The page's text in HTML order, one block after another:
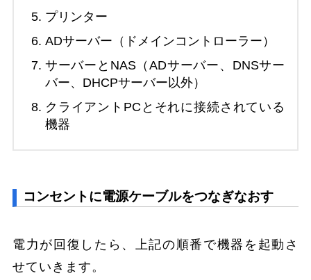
プリンター
ADサーバー（ドメインコントローラー）
サーバーとNAS（ADサーバー、DNSサー
バー、DHCPサーバー以外）
クライアントPCとそれに接続されている
機器
コンセントに電源ケーブルをつなぎなおす
電力が回復したら、上記の順番で機器を起動さ
せていきます。